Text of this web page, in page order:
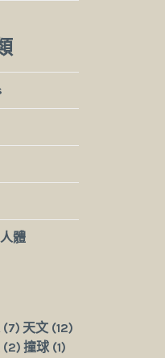
體
(7) 天文(12)
(2) 撞球(1)